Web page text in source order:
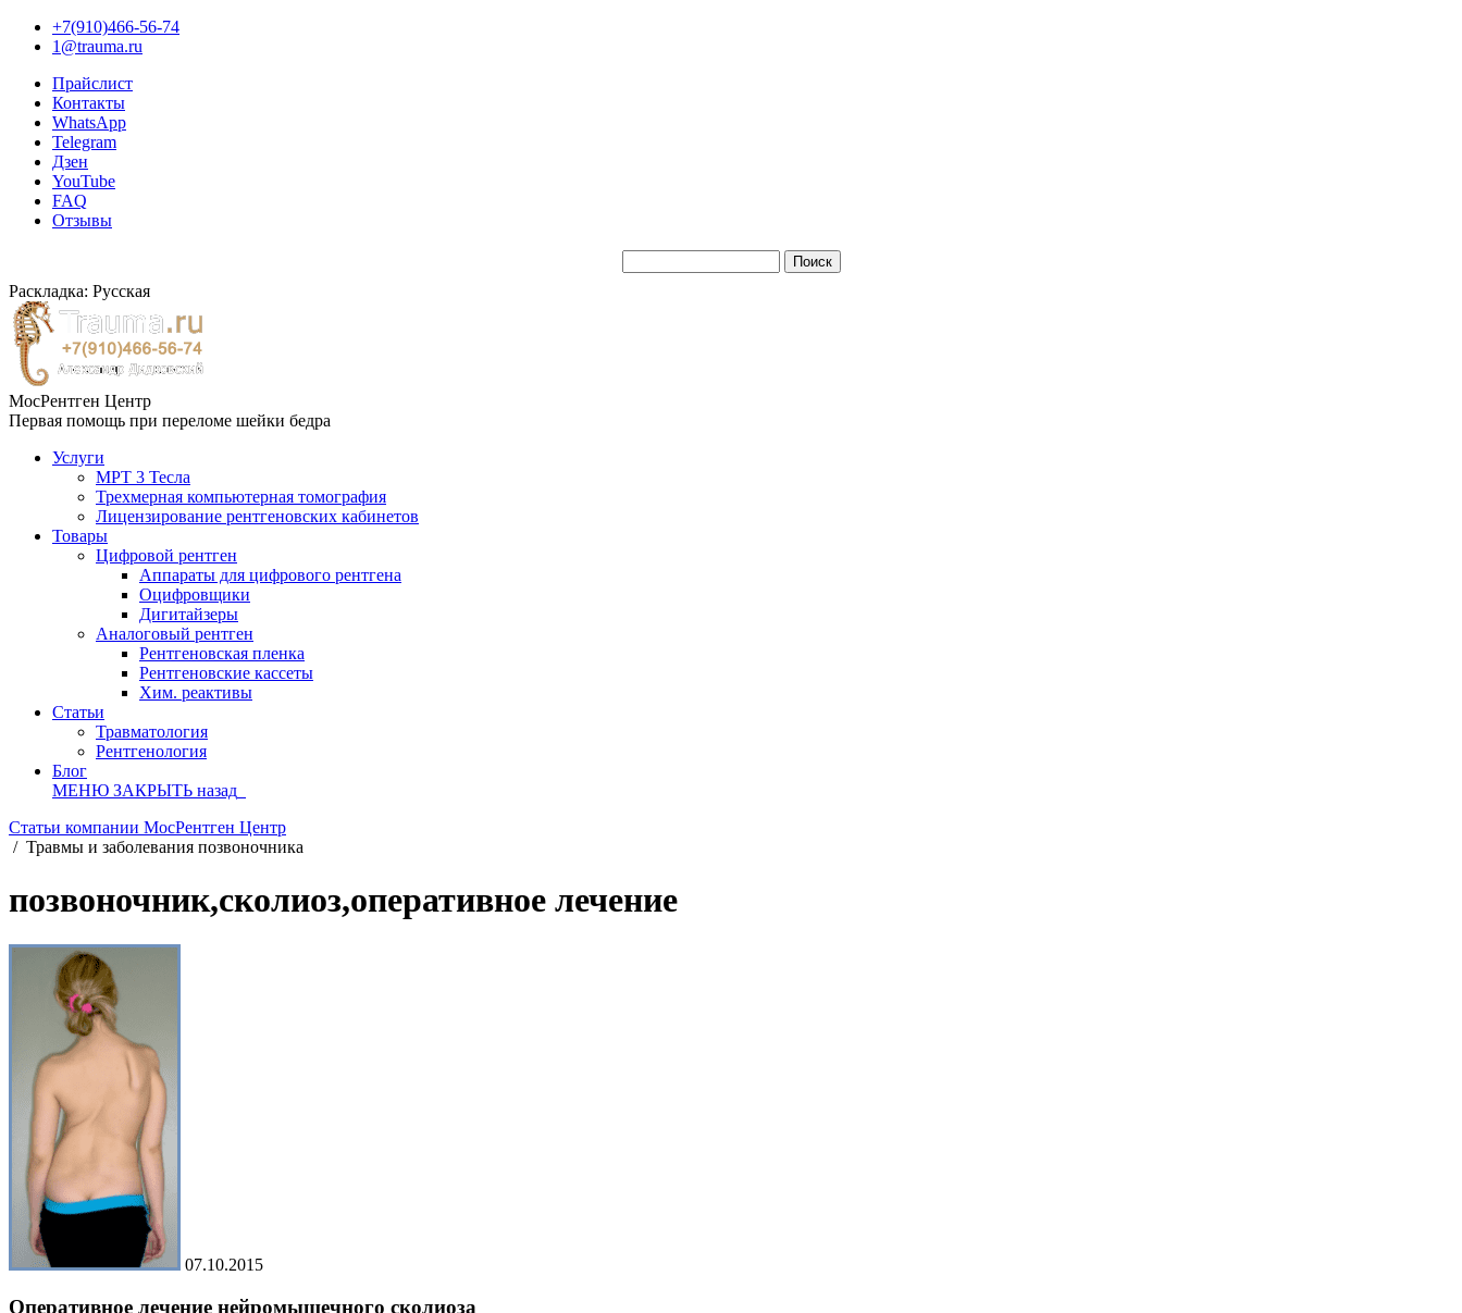
+7(910)466-56-74
1@trauma.ru
Прайслист
Контакты
WhatsApp
Telegram
Дзен
YouTube
FAQ
Отзывы
Раскладка: Русская
МосРентген Центр
Первая помощь при переломе шейки бедра
Услуги
МРТ 3 Тесла
Трехмерная компьютерная томография
Лицензирование рентгеновских кабинетов
Товары
Цифровой рентген
Аппараты для цифрового рентгена
Оцифровщики
Дигитайзеры
Аналоговый рентген
Рентгеновская пленка
Рентгеновские кассеты
Хим. реактивы
Статьи
Травматология
Рентгенология
Блог
МЕНЮ ЗАКРЫТЬ назад
Статьи компании МосРентген Центр
/ Травмы и заболевания позвоночника
позвоночник,сколиоз,оперативное лечение
07.10.2015
Оперативное лечение нейромышечного сколиоза